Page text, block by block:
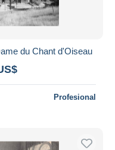
du Chant d'Oiseau
Profesional